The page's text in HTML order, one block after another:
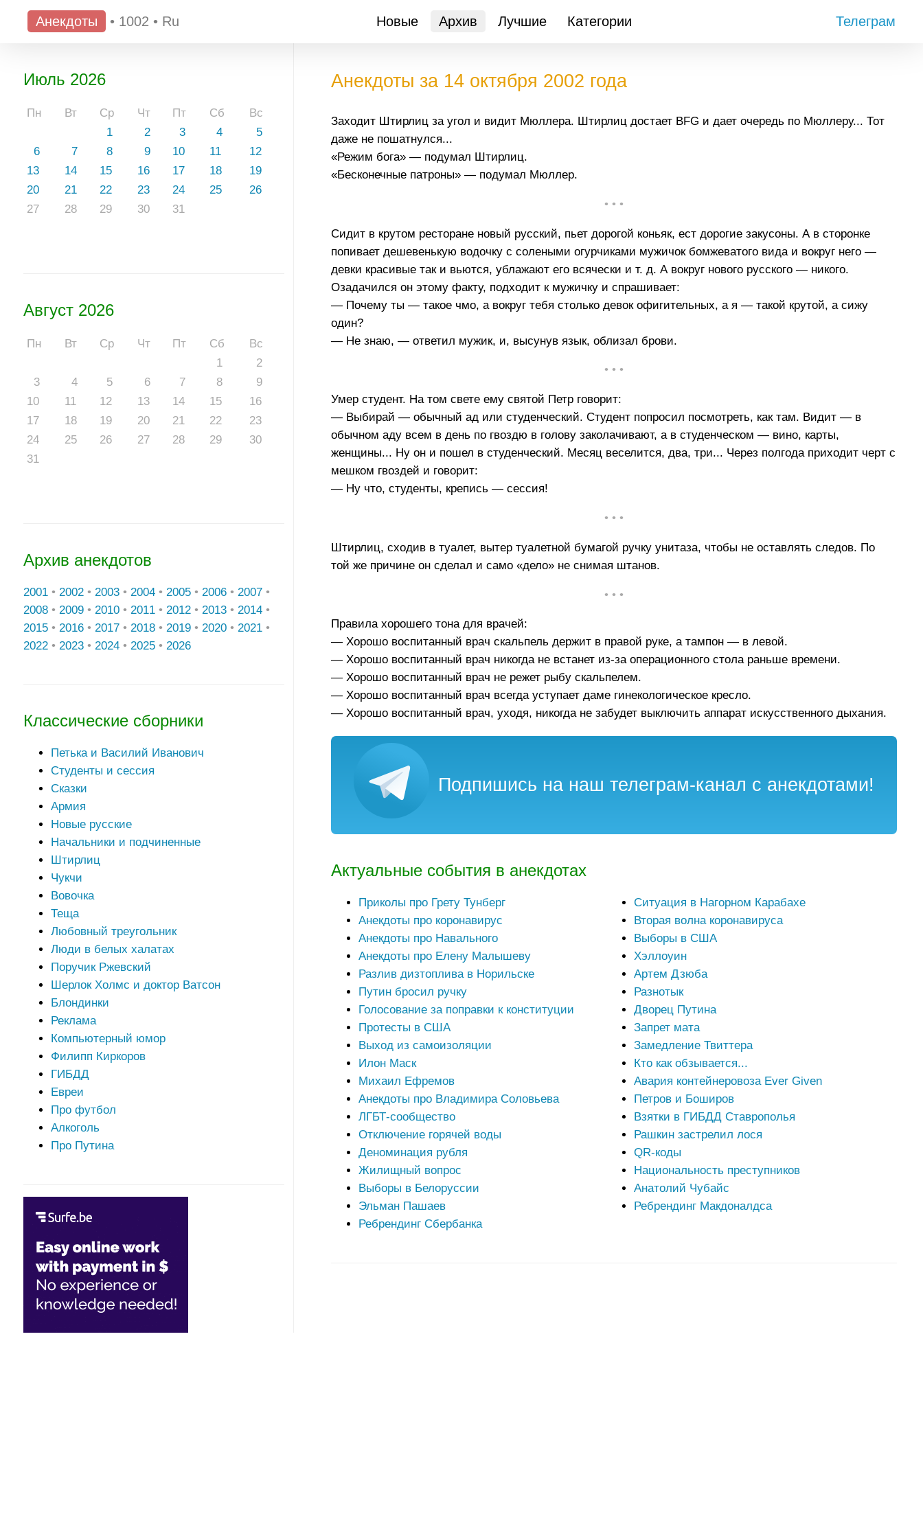
Анекдоты • 1002 • Ru Новые Архив Лучшие Категории Телеграм
Июль 2026
Пн Вт Ср Чт Пт Сб
Вс
1
2 3 4
5
6
7 8 9 10 11
12
13
14 15 16 17 18
19
20
21 22 23 24 25
26
27
28 29 30 31
Август 2026
Пн Вт Ср Чт Пт Сб
Вс
1
2
3
4 5 6 7 8
9
10
11 12 13 14 15
16
17
18 19 20 21 22
23
24
25 26 27 28 29
30
31
Архив анекдотов
2001 • 2002 • 2003 • 2004 • 2005 • 2006 • 2007 •
2008 • 2009 • 2010 • 2011 • 2012 • 2013 • 2014 •
2015 • 2016 • 2017 • 2018 • 2019 • 2020 • 2021 •
2022 • 2023 • 2024 • 2025 • 2026
Классические сборники
Петька и Василий Иванович
Студенты и сессия
Сказки
Армия
Новые русские
Начальники и подчиненные
Штирлиц
Чукчи
Вовочка
Теща
Любовный треугольник
Люди в белых халатах
Поручик Ржевский
Шерлок Холмс и доктор Ватсон
Блондинки
Реклама
Компьютерный юмор
Филипп Киркоров
ГИБДД
Евреи
Про футбол
Алкоголь
Про Путина
Анекдоты за 14 октября 2002 года
Заходит Штирлиц за угол и видит Мюллера. Штирлиц достает BFG и дает очередь по Мюллеру... Тот
даже не пошатнулся...
«Режим бога» — подумал Штирлиц.
«Бесконечные патроны» — подумал Мюллер.
• • •
Сидит в крутом ресторане новый русский, пьет дорогой коньяк, ест дорогие закусоны. А в сторонке
попивает дешевенькую водочку с солеными огурчиками мужичок бомжеватого вида и вокруг него —
девки красивые так и вьются, ублажают его всячески и т. д. А вокруг нового русского — никого.
Озадачился он этому факту, подходит к мужичку и спрашивает:
— Почему ты — такое чмо, а вокруг тебя столько девок офигительных, а я — такой крутой, а сижу
один?
— Не знаю, — ответил мужик, и, высунув язык, облизал брови.
• • •
Умер студент. На том свете ему святой Петр говорит:
— Выбирай — обычный ад или студенческий. Студент попросил посмотреть, как там. Видит — в
обычном аду всем в день по гвоздю в голову заколачивают, а в студенческом — вино, карты,
женщины... Ну он и пошел в студенческий. Месяц веселится, два, три... Через полгода приходит черт с
мешком гвоздей и говорит:
— Ну что, студенты, крепись — сессия!
• • •
Штирлиц, сходив в туалет, вытер туалетной бумагой ручку унитаза, чтобы не оставлять следов. По
той же причине он сделал и само «дело» не снимая штанов.
• • •
Правила хорошего тона для врачей:
— Хорошо воспитанный врач скальпель держит в правой руке, а тампон — в левой.
— Хорошо воспитанный врач никогда не встанет из-за операционного стола раньше времени.
— Хорошо воспитанный врач не режет рыбу скальпелем.
— Хорошо воспитанный врач всегда уступает даме гинекологическое кресло.
— Хорошо воспитанный врач, уходя, никогда не забудет выключить аппарат искусственного дыхания.
Подпишись на наш телеграм-канал с анекдотами!
Актуальные события в анекдотах
Приколы про Грету Тунберг
Анекдоты про коронавирус
Анекдоты про Навального
Анекдоты про Елену Малышеву
Разлив дизтоплива в Норильске
Путин бросил ручку
Голосование за поправки к конституции
Протесты в США
Выход из самоизоляции
Илон Маск
Михаил Ефремов
Анекдоты про Владимира Соловьева
ЛГБТ-сообщество
Отключение горячей воды
Деноминация рубля
Жилищный вопрос
Выборы в Белоруссии
Эльман Пашаев
Ребрендинг Сбербанка
Ситуация в Нагорном Карабахе
Вторая волна коронавируса
Выборы в США
Хэллоуин
Артем Дзюба
Разнотык
Дворец Путина
Запрет мата
Замедление Твиттера
Кто как обзывается...
Авария контейнеровоза Ever Given
Петров и Боширов
Взятки в ГИБДД Ставрополья
Рашкин застрелил лося
QR-коды
Национальность преступников
Анатолий Чубайс
Ребрендинг Макдоналдса